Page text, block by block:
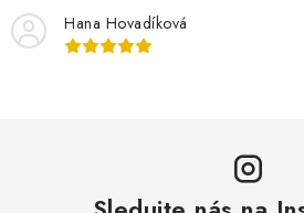
Hana Hovadíková